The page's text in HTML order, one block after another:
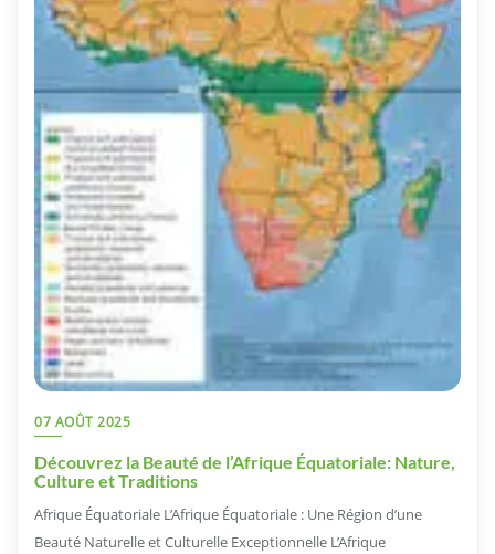
07 AOÛT 2025
Découvrez la Beauté de l’Afrique Équatoriale: Nature,
Culture et Traditions
Afrique Équatoriale L’Afrique Équatoriale : Une Région d’une
Beauté Naturelle et Culturelle Exceptionnelle L’Afrique